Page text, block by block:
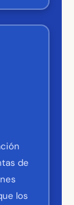
de
los